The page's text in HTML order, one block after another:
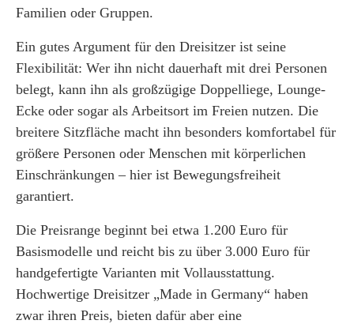
Familien oder Gruppen.
Ein gutes Argument für den Dreisitzer ist seine
Flexibilität: Wer ihn nicht dauerhaft mit drei Personen
belegt, kann ihn als großzügige Doppelliege, Lounge-
Ecke oder sogar als Arbeitsort im Freien nutzen. Die
breitere Sitzfläche macht ihn besonders komfortabel für
größere Personen oder Menschen mit körperlichen
Einschränkungen – hier ist Bewegungsfreiheit
garantiert.
Die Preisrange beginnt bei etwa 1.200 Euro für
Basismodelle und reicht bis zu über 3.000 Euro für
handgefertigte Varianten mit Vollausstattung.
Hochwertige Dreisitzer „Made in Germany“ haben
zwar ihren Preis, bieten dafür aber eine